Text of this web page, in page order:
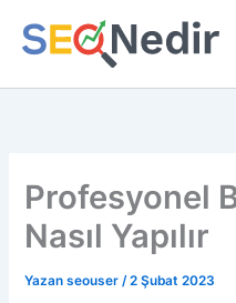
atla
Profesyonel
Nasıl Yapılır
Yazan seouser/2 Şubat 2023